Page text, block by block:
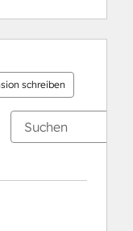
schreiben